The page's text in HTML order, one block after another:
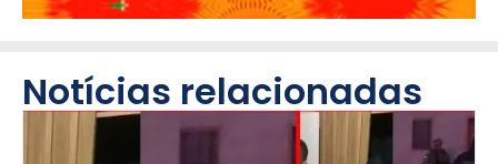
Notícias relacionadas